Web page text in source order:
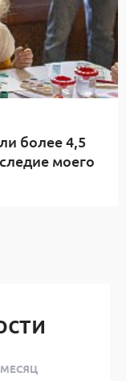
более 4,5
моего
МЕСЯЦ